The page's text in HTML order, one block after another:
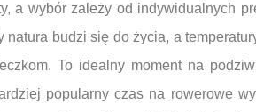
a wybór zależy od indywidualnych
natura budzi się do życia, a
To idealny moment na
popularny czas na rowerowe